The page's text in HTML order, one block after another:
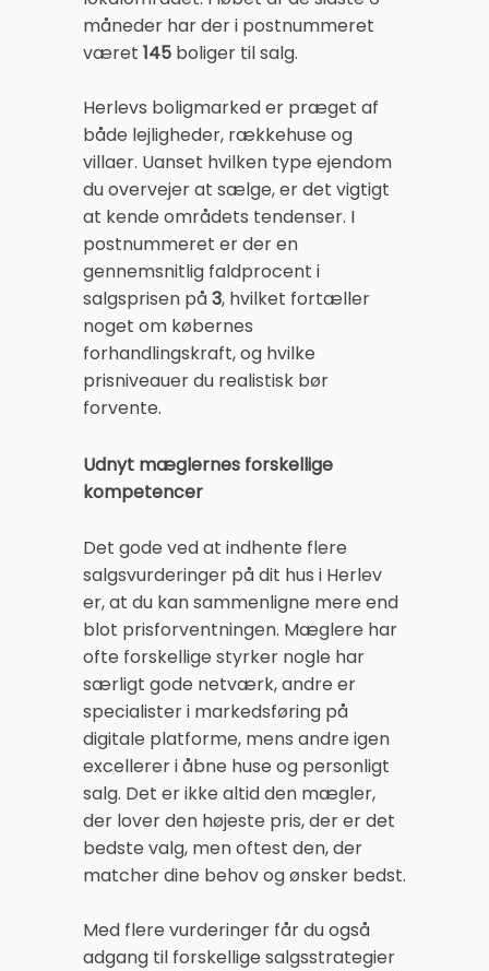
måneder har der i postnummeret
været 145 boliger til salg.
Herlevs boligmarked er præget af
både lejligheder, rækkehuse og
villaer. Uanset hvilken type ejendom
du overvejer at sælge, er det vigtigt
at kende områdets tendenser. I
postnummeret er der en
gennemsnitlig faldprocent i
salgsprisen på3, hvilket fortæller
noget om købernes
forhandlingskraft, og hvilke
prisniveauer du realistisk bør
forvente.
Udnyt mæglernes forskellige
kompetencer
Det gode ved at indhente flere
salgsvurderinger på dit hus i Herlev
er, at du kan sammenligne mere end
blot prisforventningen. Mæglere har
ofte forskellige styrker nogle har
særligt gode netværk, andre er
specialister i markedsføring på
digitale platforme, mens andre igen
excellerer i åbne huse og personligt
salg. Det er ikke altid den mægler,
der lover den højeste pris, der er det
bedste valg, men oftest den, der
matcher dine behov og ønsker bedst.
Med flere vurderinger får du også
adgang til forskellige salgsstrategier